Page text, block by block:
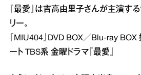
『最愛』は吉高由里子さんが主演す
リー。
『MIU404』DVD BOX／Blu‐ray
ート TBS系 金曜ドラマ『最愛』